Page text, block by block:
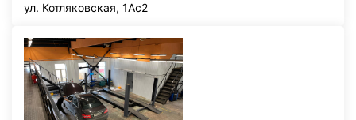
ул. Котляковская, 1Ас2